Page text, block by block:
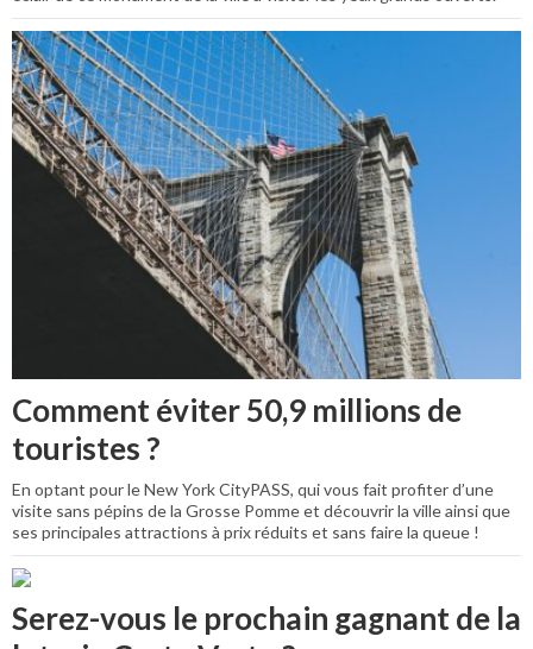
Comment éviter 50,9 millions de
touristes ?
En optant pour le New York CityPASS, qui vous fait profiter d’une
visite sans pépins de la Grosse Pomme et découvrir la ville ainsi que
ses principales attractions à prix réduits et sans faire la queue !
Serez-vous le prochain gagnant de la